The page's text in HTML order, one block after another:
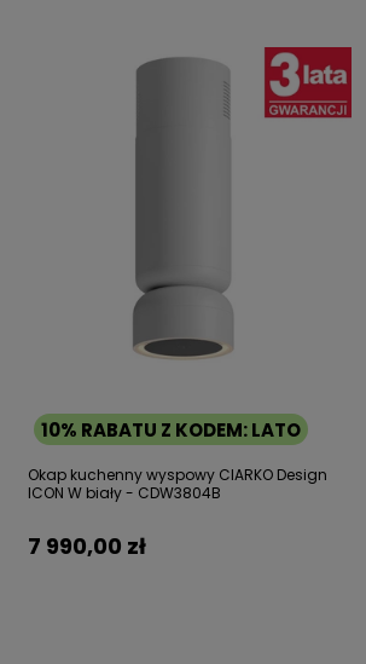
10% RABATU Z KODEM: LATO
Okap kuchenny wyspowy CIARKO Design
ICON W biały - CDW3804B
7 990,00 zł